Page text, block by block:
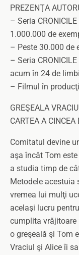
PREZENŢA
– Seria
1.000.000 de
– Peste 30.000 de
– Seria
acum în 24 de limbi
– Filmul în
GREŞEALA
CARTEA A
Comitatul devine
aşa încât Tom
a studia timp de
Metodele acestuia
vremea lui mulţi
acelaşi lucru
cumplita vrăjitoare
o greşeală şi Tom
Vraciul şi Alice îi